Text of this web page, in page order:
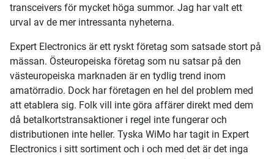
transceivers för mycket höga summor. Jag har valt ett
urval av de mer intressanta nyheterna.
Expert Electronics är ett ryskt företag som satsade stort på
mässan. Östeuropeiska företag som nu satsar på den
västeuropeiska marknaden är en tydlig trend inom
amatörradio. Dock har företagen en hel del problem med
att etablera sig. Folk vill inte göra affärer direkt med dem
då betalkortstransaktioner i regel inte fungerar och
distributionen inte heller. Tyska WiMo har tagit in Expert
Electronics i sitt sortiment och i och med det är det inga